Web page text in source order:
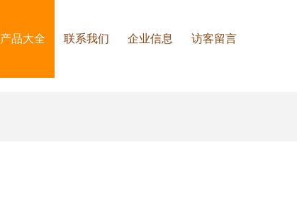
产品大全 联系我们 企业信息 访客留言